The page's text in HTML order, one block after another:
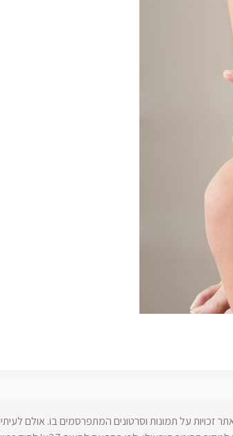
זכויות על תמונות וסרטונים המתפרסמים בו. אולם